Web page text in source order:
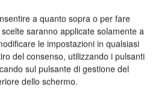
a quanto sopra o per fare
saranno applicate solamente a
le impostazioni in qualsiasi
del consenso, utilizzando i pulsanti
sul pulsante di gestione del
dello schermo.